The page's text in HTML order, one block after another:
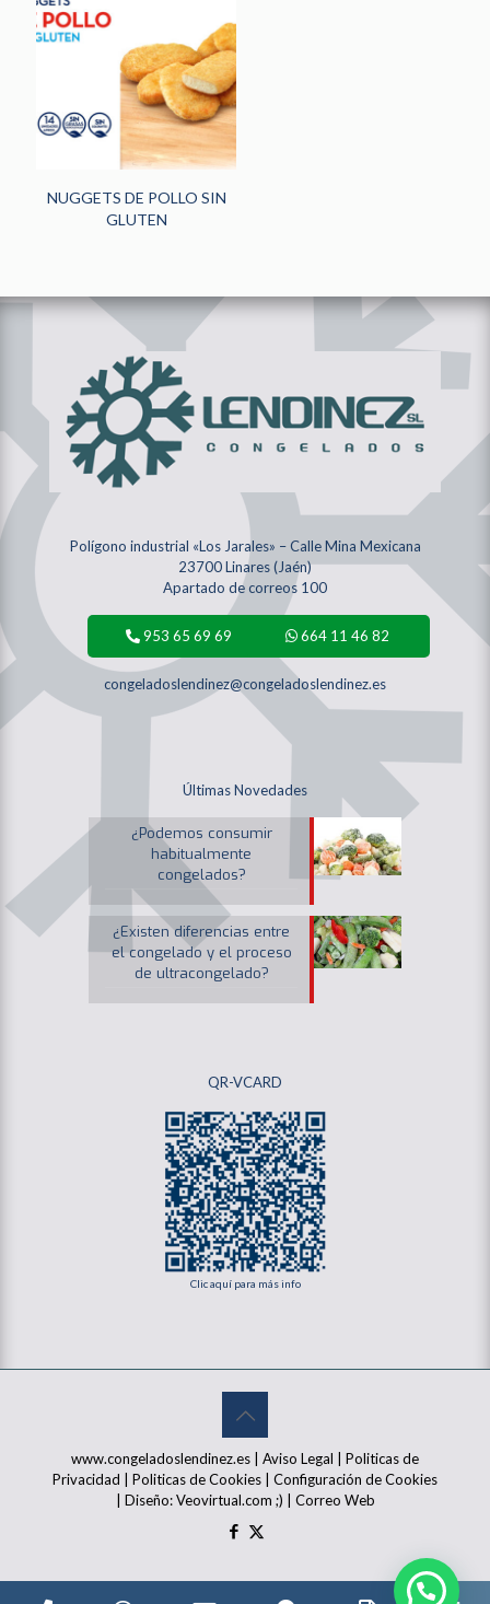
NUGGETS DE POLLO SIN
GLUTEN
Polígono industrial «Los Jarales» – Calle Mina Mexicana
23700 Linares (Jaén)
Apartado de correos 100
953 65 69 69 664 11 46 82
congeladoslendinez@congeladoslendinez.es
Últimas Novedades
¿Podemos consumir
habitualmente
congelados?
¿Existen diferencias entre
el congelado y el proceso
de ultracongelado?
QR-VCARD
Clic aquí para más info
www.congeladoslendinez.es | Aviso Legal
Politicas de
Privacidad
Politicas de Cookies
Configuración de Cookies
| Diseño:Veovirtual.com ;) Correo Web